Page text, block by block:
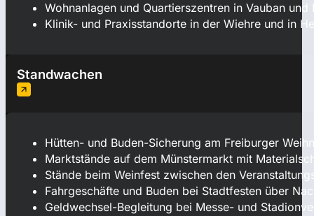
Wohnanlagen und Quartierszentren in Vauban und
Klinik- und Praxisstandorte in der Wiehre und in
Standwachen
Hütten- und Buden-Sicherung am Freiburger
Marktstände auf dem Münstermarkt mit
Stände beim Weinfest zwischen den
Fahrgeschäfte und Buden bei Stadtfesten über
Geldwechsel-Begleitung bei Messe- und